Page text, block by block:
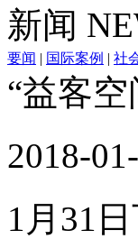
新闻
要闻 | 国际案例 | 社
“益客
2018-
1月31